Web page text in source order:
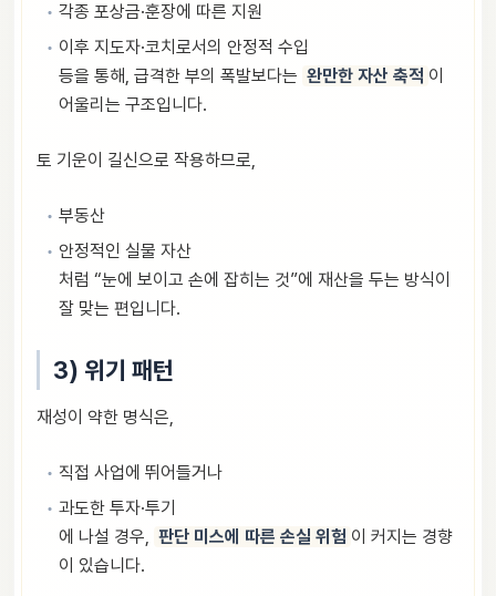
각종 포상금·훈장에 따른 지원
이후 지도자·코치로서의 안정적 수입
등을 통해, 급격한 부의 폭발보다는 완만한 자산 축적 이
어울리는 구조입니다.
토 기운이 길신으로 작용하므로,
부동산
안정적인 실물 자산
처럼 “눈에 보이고 손에 잡히는 것”에 재산을 두는 방식이
잘 맞는 편입니다.
3) 위기 패턴
재성이 약한 명식은,
직접 사업에 뛰어들거나
과도한 투자·투기
에 나설 경우, 판단 미스에 따른 손실 위험 이 커지는 경향
이 있습니다.